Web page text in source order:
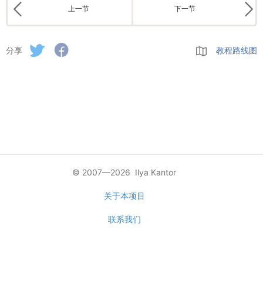
上一节 下一节
分享 教程路线图
© 2007—2026 Ilya Kantor
关于本项目
联系我们